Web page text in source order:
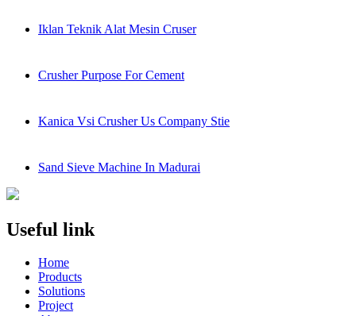
Iklan Teknik Alat Mesin Cruser
Crusher Purpose For Cement
Kanica Vsi Crusher Us Company Stie
Sand Sieve Machine In Madurai
Useful link
Home
Products
Solutions
Project